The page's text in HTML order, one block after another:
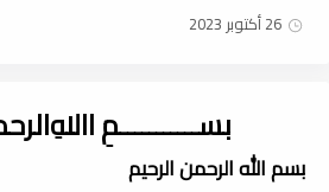
26 أكتوبر 2023
بســـــــــــمِ
بسم الله الرحمن الرحيم